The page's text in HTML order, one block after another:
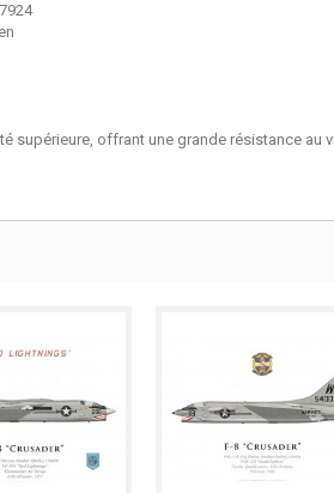
offrant une grande résistance au